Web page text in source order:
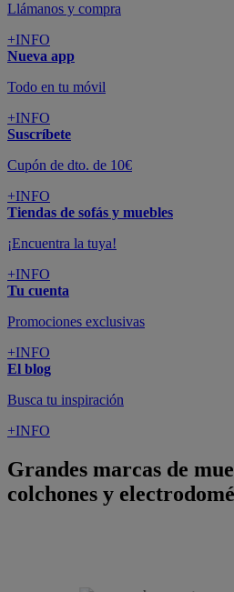
Llámanos y compra
+INFO
Nueva app
Todo en tu móvil
+INFO
Suscríbete
Cupón de dto. de 10€
+INFO
Tiendas de sofás y muebles
¡Encuentra la tuya!
+INFO
Tu cuenta
Promociones exclusivas
+INFO
El blog
Busca tu inspiración
+INFO
Grandes marcas de
colchones y